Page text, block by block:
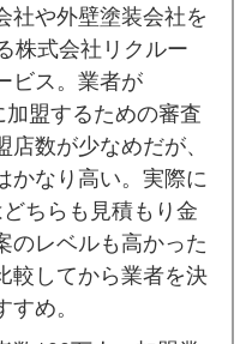
や外壁塗装会社を
株式会社リクルー
ビス。業者が
盟するための審査
数が少なめだが、
かなり高い。実際に
ちらも見積もり金
のレベルも高かった
較してから業者を決
め。